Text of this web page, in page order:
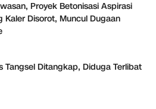
Proyek Betonisasi Aspirasi
Kaler Disorot, Muncul Dugaan
Tangsel Ditangkap, Diduga Terlibat